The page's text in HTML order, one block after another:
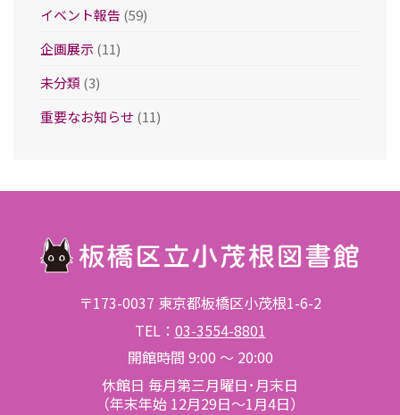
イベント報告 (59)
企画展示(11)
未分類 (3)
重要なお知らせ (11)
〒173-0037 東京都板橋区小茂根1-6-2
TEL： 03-3554-8801
開館時間 9:00 ～ 20:00
休館日 毎月第三月曜日･月末日
（年末年始 12月29日～1月4日）